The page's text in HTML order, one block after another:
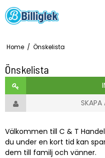
Home / Önskelista
Önskelista
SKAPA
Välkommen till C & T
du under en kort tid kan
dem till familj och vänner.